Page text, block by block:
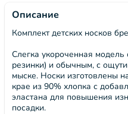
Описание
Комплект детских носков
Слегка укороченная
резинки) и обычным, с
мыске. Носки изготовлены
крае из 90% хлопка с
эластана для повышения
посадки.